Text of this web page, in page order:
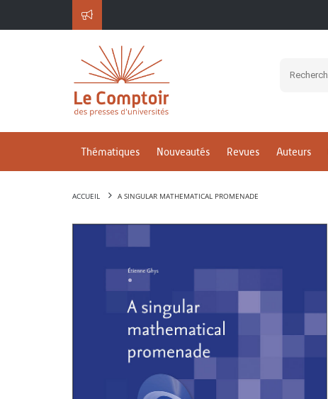
Thématiques Nouveautés Revues Auteurs
ACCUEIL A SINGULAR MATHEMATICAL PROMENADE